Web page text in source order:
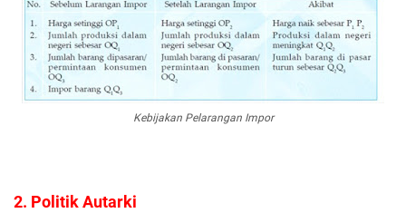
Kebijakan Pelarangan Impor
2. Politik Autarki